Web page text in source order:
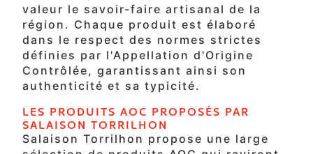
valeur le savoir-faire artisanal de la
région. Chaque produit est élaboré
dans le respect des normes strictes
définies par l'Appellation d'Origine
Contrôlée, garantissant ainsi son
authenticité et sa typicité.
LES PRODUITS AOC PROPOSÉS PAR
SALAISON TORRILHON
Salaison Torrilhon propose une large